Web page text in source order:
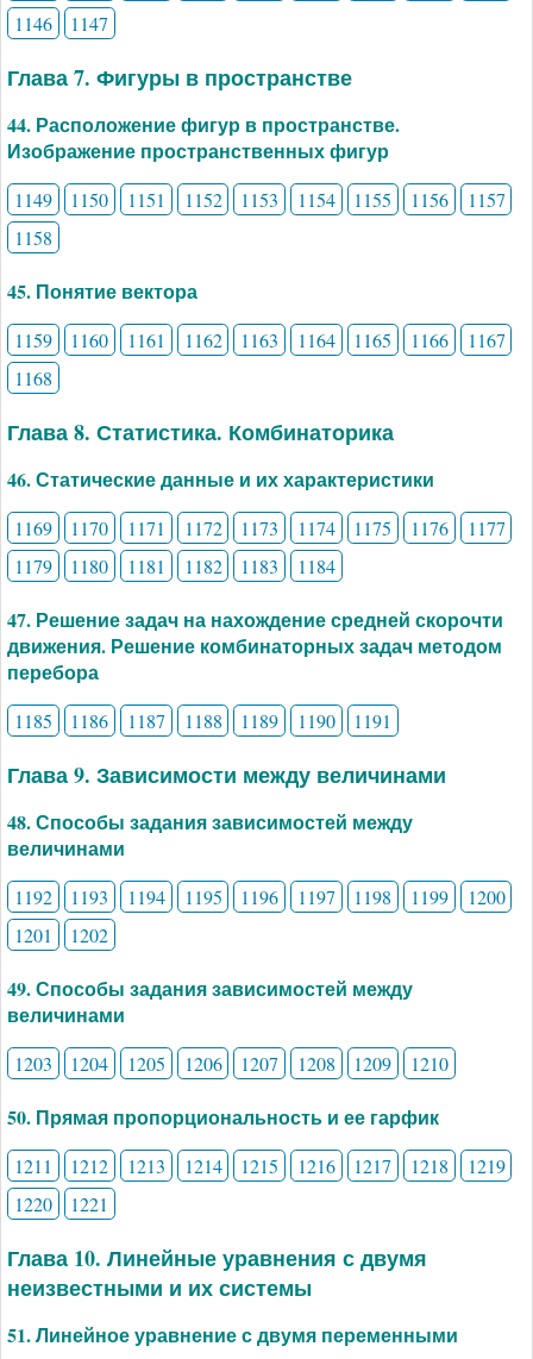
1146
1147
Глава 7. Фигуры в пространстве
44. Расположение фигур в пространстве.
Изображение пространственных фигур
1149 1150 1151 1152 1153 1154 1155 1156
1157
1158
45. Понятие вектора
1159 1160 1161 1162 1163 1164 1165 1166
1167
1168
Глава 8. Статистика. Комбинаторика
46. Статические данные и их характеристики
1169 1170 1171 1172 1173 1174 1175 1176
1177
1179
1180 1181 1182 1183 1184
47. Решение задач на нахождение средней скорочти
движения. Решение комбинаторных задач методом
перебора
1185 1186 1187 1188 1189 1190 1191
Глава 9. Зависимости между величинами
48. Способы задания зависимостей между
величинами
1192 1193 1194 1195 1196 1197 1198 1199
1200
1201
1202
49. Способы задания зависимостей между
величинами
1203 1204 1205 1206 1207 1208 1209 1210
50. Прямая пропорциональность и ее гарфик
1211 1212 1213 1214 1215 1216 1217 1218
1219
1220
1221
Глава 10. Линейные уравнения с двумя
неизвестными и их системы
51. Линейное уравнение с двумя переменными